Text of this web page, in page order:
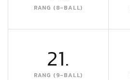
RANG (8-BALL)
21.
RANG (9-BALL)